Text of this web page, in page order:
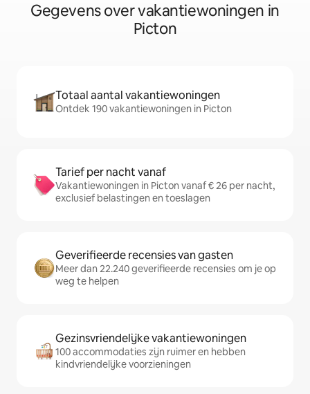
Gegevens over vakantiewoningen in
Picton
Totaal aantal vakantiewoningen
Ontdek 190 vakantiewoningen in Picton
Tarief per nacht vanaf
Vakantiewoningen in Picton vanaf € 26 per nacht,
exclusief belastingen en toeslagen
Geverifieerde recensies van gasten
Meer dan 22.240 geverifieerde recensies om je op
weg te helpen
Gezinsvriendelijke vakantiewoningen
100 accommodaties zijn ruimer en hebben
kindvriendelijke voorzieningen